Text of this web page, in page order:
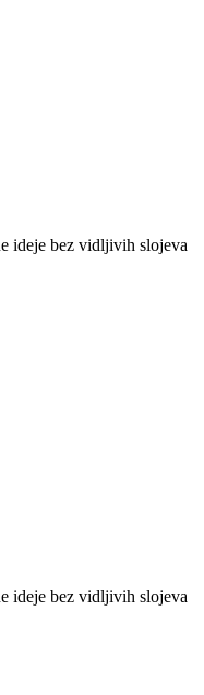
ideje bez vidljivih slojeva
ideje bez vidljivih slojeva